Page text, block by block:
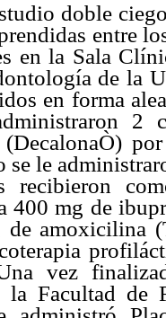
doble
entre
en la Sala
de la
en forma
2
(DecalonaÒ)
se le
recibieron
400 mg de
amoxicilina
vez
la Facultad de